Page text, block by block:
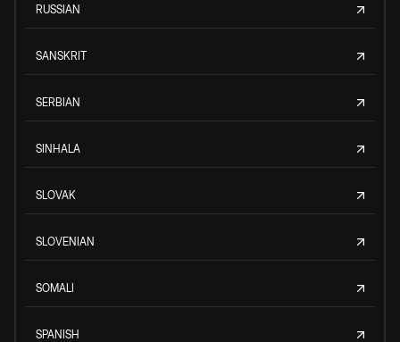
RUSSIAN
SANSKRIT
SERBIAN
SINHALA
SLOVAK
SLOVENIAN
SOMALI
SPANISH